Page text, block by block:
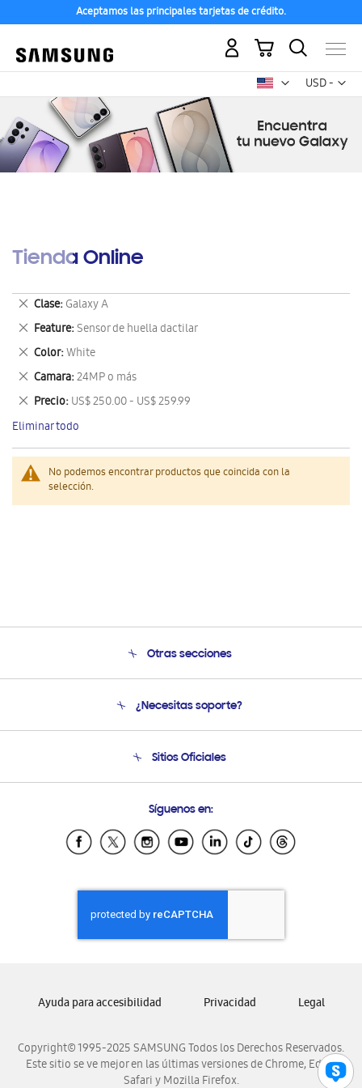
Aceptamos las principales tarjetas de crédito.
USD -
dólar
Mi carrito
Tienda Online
No podemos encontrar productos que coincida con la
selección.
Clase Galaxy A
Eliminar
este
artículo
Feature Sensor de huella dactilar
Eliminar
este
artículo
Color White
Eliminar
este
artículo
Camara 24MP o más
Eliminar
este
artículo
Precio US$ 250.00 - US$ 259.99
Eliminar
este
artículo
Eliminar todo
Otras secciones
Soporte
Condiciones de Compra
¿Necesitas soporte?
Soporte vía eMail
Sitios Oficiales
Samsung Ecuador
Samsung El Salvador
Samsung Honduras
Samsung Nicaragua
Samsung Panamá
Samsung Venezuela
Síguenos en:
Copyright© 1995-2025 SAMSUNG Todos los Derechos Reservados.
Este sitio se ve mejor en las últimas versiones de Chrome, Edge,
Safari y Mozilla Firefox.
Ayuda para accesibilidad Privacidad Legal